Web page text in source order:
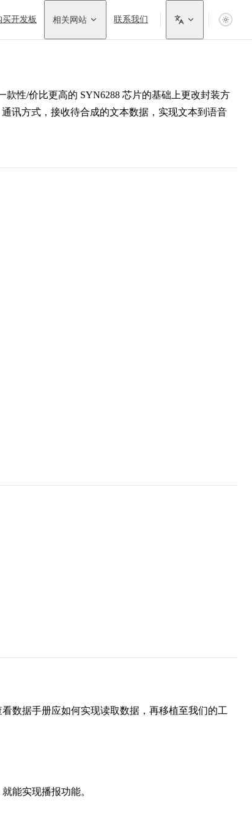
买开发板 相关网站 联系我们
性/价比更高的 SYN6288 芯片的基础上更改封装方
讯方式，接收待合成的文本数据，实现文本到语音
数据手册应如何实现读取数据，再移植至我们的工
能实现播报功能。